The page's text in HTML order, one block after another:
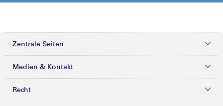
Zentrale Seiten
Kliniken & Zentren
Medien & Kontakt
Presse
Recht